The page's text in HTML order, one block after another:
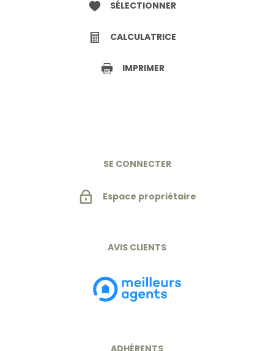
SÉLECTIONNER
CALCULATRICE
IMPRIMER
SE CONNECTER
Espace propriétaire
AVIS CLIENTS
ADHÉRENTS